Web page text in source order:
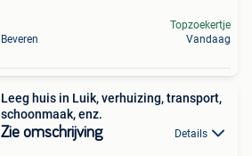
Beveren
Topzoekertje
Vandaag
Leeg huis in Luik, verhuizing, transport,
schoonmaak, enz.
Zie omschrijving Details